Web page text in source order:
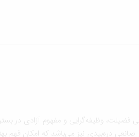
فضیلت، وظیفه‌گرایی و مفهوم آزادی در
صانعی دره‌بیدی نیز می‌باشد که امکان فهم